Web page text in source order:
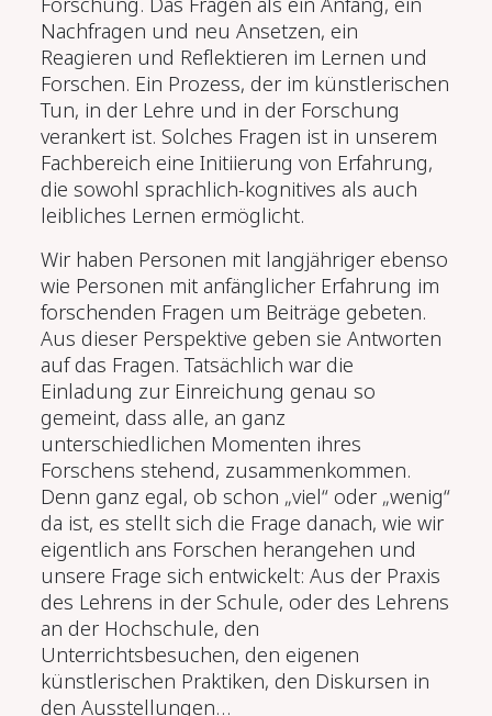
Nachfragen und neu Ansetzen, ein
Reagieren und Reflektieren im Lernen und
Forschen. Ein Prozess, der im künstlerischen
Tun, in der Lehre und in der Forschung
verankert ist. Solches Fragen ist in unserem
Fachbereich eine Initiierung von Erfahrung,
die sowohl sprachlich-kognitives als auch
leibliches Lernen ermöglicht.
Wir haben Personen mit langjähriger ebenso
wie Personen mit anfänglicher Erfahrung im
forschenden Fragen um Beiträge gebeten.
Aus dieser Perspektive geben sie Antworten
auf das Fragen. Tatsächlich war die
Einladung zur Einreichung genau so
gemeint, dass alle, an ganz
unterschiedlichen Momenten ihres
Forschens stehend, zusammenkommen.
Denn ganz egal, ob schon „viel“ oder „wenig“
da ist, es stellt sich die Frage danach, wie wir
eigentlich ans Forschen herangehen und
unsere Frage sich entwickelt: Aus der Praxis
des Lehrens in der Schule, oder des Lehrens
an der Hochschule, den
Unterrichtsbesuchen, den eigenen
künstlerischen Praktiken, den Diskursen in
den Ausstellungen…